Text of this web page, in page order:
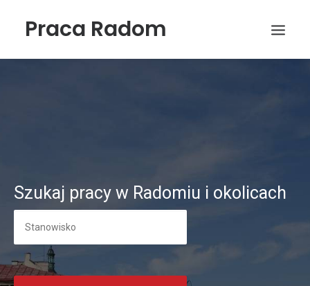
Praca Radom
Szukaj pracy w Radomiu i okolicach